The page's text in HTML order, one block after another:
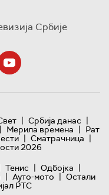
Србије
| Србија данас |
| Мерила времена | Рат
| Сматрачница |
2026
Тенис | Одбојка |
| Ауто-мото | Остали
РТС